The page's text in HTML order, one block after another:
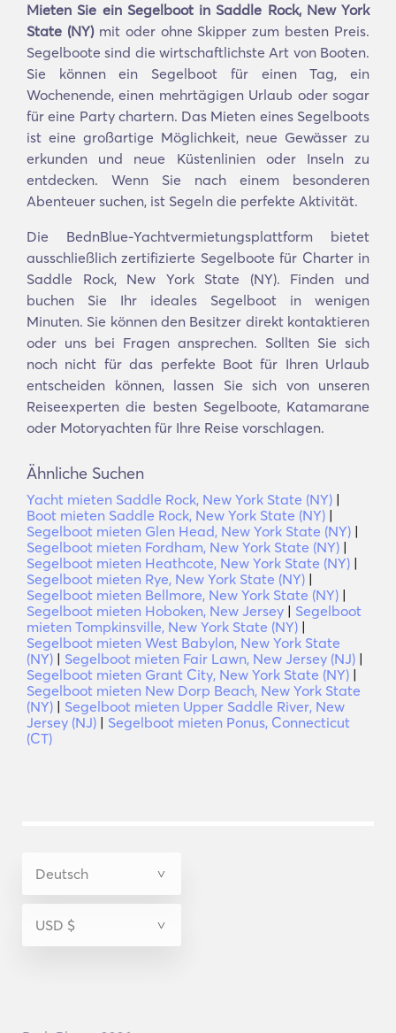
Mieten Sie ein Segelboot in Saddle Rock, New York
State (NY)mit oder ohne Skipper zum besten Preis.
Segelboote sind die wirtschaftlichste Art von Booten.
Sie können ein Segelboot für einen Tag, ein
Wochenende, einen mehrtägigen Urlaub oder sogar
für eine Party chartern. Das Mieten eines Segelboots
ist eine großartige Möglichkeit, neue Gewässer zu
erkunden und neue Küstenlinien oder Inseln zu
entdecken. Wenn Sie nach einem besonderen
Abenteuer suchen, ist Segeln die perfekte Aktivität.
Die BednBlue-Yachtvermietungsplattform bietet
ausschließlich zertifizierte Segelboote für Charter in
Saddle Rock, New York State (NY). Finden und
buchen Sie Ihr ideales Segelboot in wenigen
Minuten. Sie können den Besitzer direkt kontaktieren
oder uns bei Fragen ansprechen. Sollten Sie sich
noch nicht für das perfekte Boot für Ihren Urlaub
entscheiden können, lassen Sie sich von unseren
Reiseexperten die besten Segelboote, Katamarane
oder Motoryachten für Ihre Reise vorschlagen.
Ähnliche Suchen
Yacht mieten Saddle Rock, New York State (NY) |
Boot mieten Saddle Rock, New York State (NY) |
Segelboot mieten Glen Head, New York State (NY) |
Segelboot mieten Fordham, New York State (NY) |
Segelboot mieten Heathcote, New York State (NY) |
Segelboot mieten Rye, New York State (NY) |
Segelboot mieten Bellmore, New York State (NY) |
Segelboot mieten Hoboken, New Jersey | Segelboot
mieten Tompkinsville, New York State (NY) |
Segelboot mieten West Babylon, New York State
(NY) | Segelboot mieten Fair Lawn, New Jersey (NJ) |
Segelboot mieten Grant City, New York State (NY) |
Segelboot mieten New Dorp Beach, New York State
(NY) | Segelboot mieten Upper Saddle River, New
Jersey (NJ) | Segelboot mieten Ponus, Connecticut
(CT)